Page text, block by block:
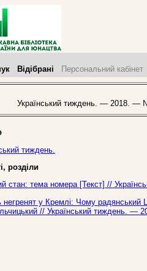
Відібрані Персональний кабінет
Український тиждень. — 2018. —
тиждень.
розділи
стан: тема номера [Текст] //
негренят у Кремлі: Чому радянський
// Український тиждень.